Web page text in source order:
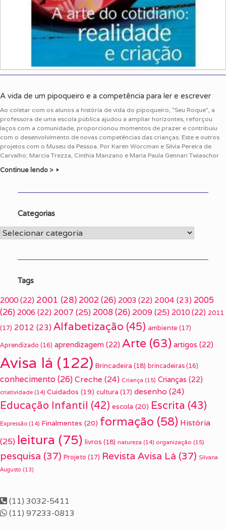
A vida de um pipoqueiro e a competência para ler e escrever
Ao coletar com os alunos a história de vida do pipoqueiro, “Seu Roque”, a
professora de uma escola pública ajudou a ampliar horizontes, reforçou
laços com a comunidade, proporcionou momentos de prazer e contribuiu
com o desenvolvimento de novas competências das crianças. Este e outros
projetos com o Museu da Pessoa. Por Karen Worcman e Silvia Pereira de
Carvalho; Marcia Trezza, Cinthia Manzano e Maria Paula Gennari Twiaschor
Continue lendo >
Categorias
Categorias
Tags
2000 (22) 2001 (28) 2002(26) 2003 (22) 2004 (23) 2005
(26) 2006 (22) 2007 (25) 2008(26) 2009(25) 2010 (22) 2011
(17) 2012 (23) Alfabetização (45) ambiente (17)
Aprendizado (16) aprendizagem (22) Arte (63) artigos (22)
Avisa lá (122) Brincadeira (18) brincadeiras (16)
conhecimento(26) Creche (24) Criança (15) Crianças (22)
criatividade (14) Cuidados (19) cultura (17) desenho (24)
Educação Infantil (42) escola (20) Escrita (43)
Expressão (14) Finalmentes (20) formação (58) História
(25) leitura (75) livros (18) natureza (14) organização (15)
pesquisa (37) Projeto (17) Revista Avisa Lá (37) Silvana
Augusto (13)
(11) 3032-5411
(11) 97233-0813